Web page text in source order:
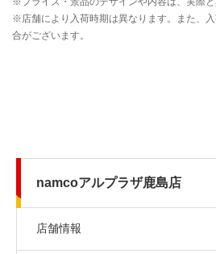
namcoアルプラザ鹿島店
店舗情報